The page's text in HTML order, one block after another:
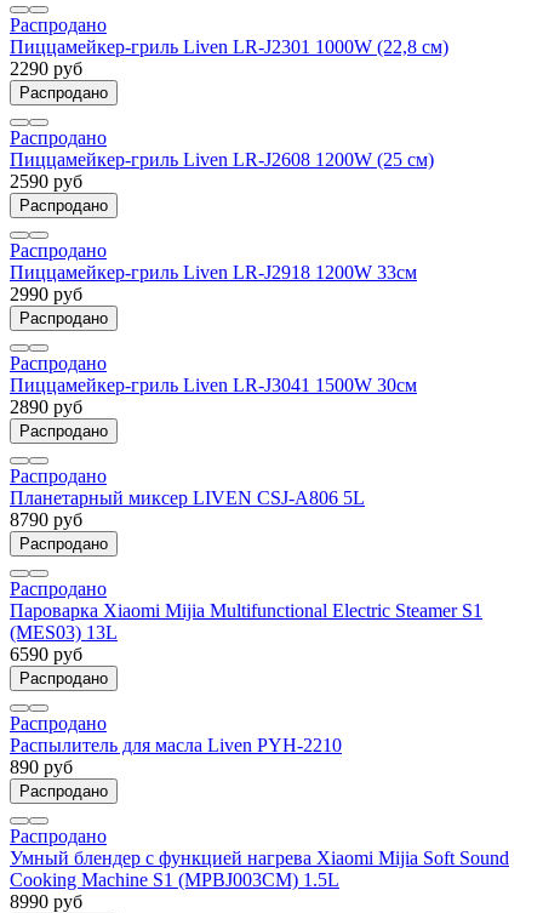
Распродано
Пиццамейкер-гриль Liven LR-J2301 1000W (22,8 см)
2290 руб
Распродано
Распродано
Пиццамейкер-гриль Liven LR-J2608 1200W (25 см)
2590 руб
Распродано
Распродано
Пиццамейкер-гриль Liven LR-J2918 1200W 33см
2990 руб
Распродано
Распродано
Пиццамейкер-гриль Liven LR-J3041 1500W 30см
2890 руб
Распродано
Распродано
Планетарный миксер LIVEN CSJ-A806 5L
8790 руб
Распродано
Распродано
Пapовapкa Xiaomi Mijia Multifunctional Electric Steamer S1
(MES03) 13L
6590 руб
Распродано
Распродано
Распылитель для масла Liven PYH-2210
890 руб
Распродано
Распродано
Умный блендер с функцией нагрева Xiaomi Mijia Soft Sound
Cooking Machine S1 (MPBJ003CM) 1.5L
8990 руб